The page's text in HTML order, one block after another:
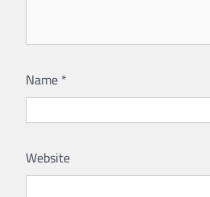
Name *
Website